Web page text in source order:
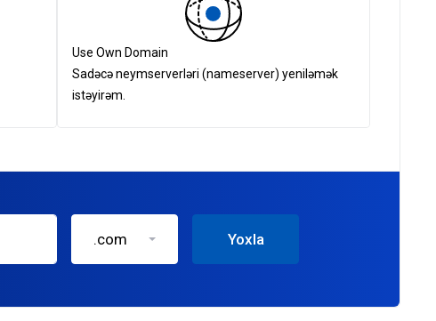
Use Own Domain
Sadəcə neymserverləri (nameserver) yeniləmək
istəyirəm.
.com Yoxla